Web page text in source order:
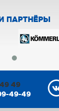
ПАРТНЁРЫ
49
49-49